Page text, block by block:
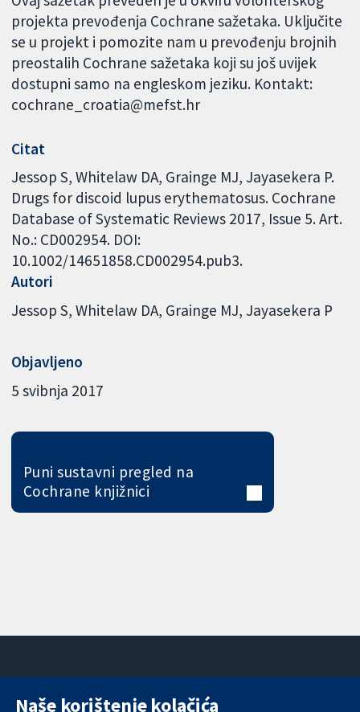
projekta prevođenja Cochrane sažetaka. Uključite
se u projekt i pomozite nam u prevođenju brojnih
preostalih Cochrane sažetaka koji su još uvijek
dostupni samo na engleskom jeziku. Kontakt:
cochrane_croatia@mefst.hr
Citat
Jessop S, Whitelaw DA, Grainge MJ, Jayasekera P.
Drugs for discoid lupus erythematosus. Cochrane
Database of Systematic Reviews 2017, Issue 5. Art.
No.: CD002954. DOI:
10.1002/14651858.CD002954.pub3.
Autori
Jessop S Whitelaw DA Grainge MJ Jayasekera P
Objavljeno
5 svibnja 2017
Puni sustavni pregled na
Cochrane knjižnici
11-13 Cavendish
Naše korištenje kolačića